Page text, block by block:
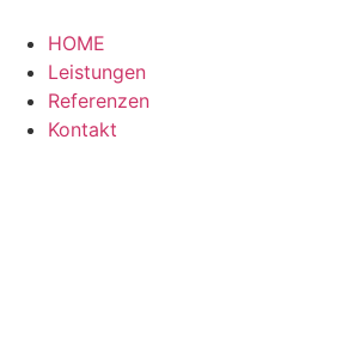
Inhalt
wechseln
HOME
Leistungen
Referenzen
Kontakt